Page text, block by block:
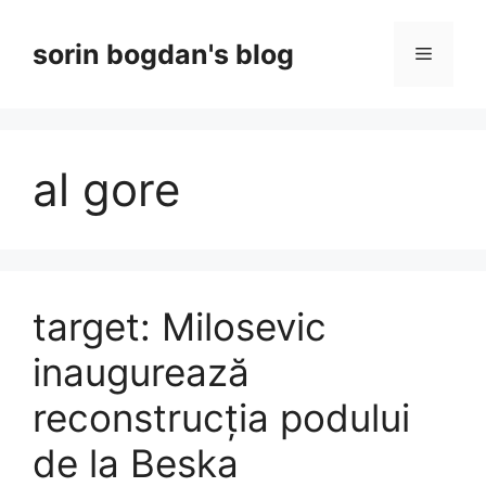
contentsorin bogdan's blog Menu
al gore
target: Milosevic
inaugurează
reconstrucția podului
de la Beska